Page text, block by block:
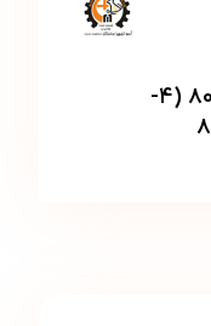
۴آمینوبوتیریک اسید ۸۰۰۳۰۲ (۴-